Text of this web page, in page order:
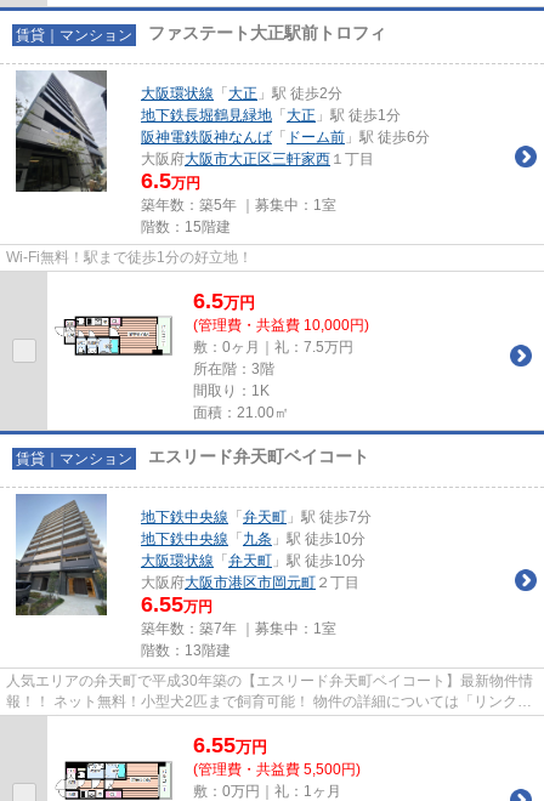
賃貸｜マンション ファステート大正駅前トロフィ
大阪環状線 「 大正 」駅 徒歩2分
地下鉄長堀鶴見緑地 「 大正 」駅 徒歩1分
阪神電鉄阪神なんば 「 ドーム前 」駅 徒歩6分
大阪府大阪市大正区三軒家西 １丁目
6.5万円
築年数：築5年 ｜募集中： 1室
階数：15階建
Wi-Fi無料！駅まで徒歩1分の好立地！
6.5万円
(管理費・共益費 10,000円)
敷：0ヶ月｜礼：7.5万円
所在階：3階
間取り：1K
面積：21.00㎡
賃貸｜マンション エスリード弁天町ベイコート
地下鉄中央線 「 弁天町 」駅 徒歩7分
地下鉄中央線 「 九条 」駅 徒歩10分
大阪環状線 「 弁天町 」駅 徒歩10分
大阪府大阪市港区市岡元町 ２丁目
6.55万円
築年数：築7年 ｜募集中： 1室
階数：13階建
人気エリアの弁天町で平成30年築の【エスリード弁天町ベイコート】最新物件情
報！！ ネット無料！小型犬2匹まで飼育可能！ 物件の詳細については「リンクナ
6.55万円
(管理費・共益費 5,500円)
敷：0万円｜礼：1ヶ月